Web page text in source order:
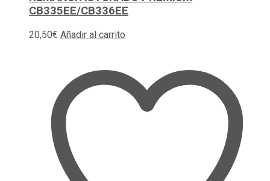
CB335EE/CB336EE
20,50€ Añadir al carrito